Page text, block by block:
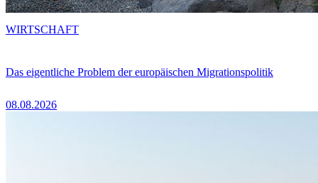
Das eigentliche Problem der europäischen Migrationspolitik
08.08.2026
WIRTSCHAFT